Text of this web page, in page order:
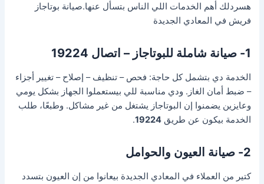
هسردلك أهم الخدمات اللي الناس بتسأل عنها.صيانة بوتاجاز
فريش في المعادي الجديدة
1- صيانة شاملة للبوتاجاز – اتصال 19224
الخدمة دي بتشمل كل حاجة: فحص – تنظيف – إصلاح – تغيير أجزاء
– ضبط أمان الغاز. ودي مناسبة للي بيستعملوا الجهاز بشكل يومي
وعايزين يضمنوا إن البوتاجاز يشتغل من غير مشاكل. وطبعًا، طلب
الخدمة بيكون عن طريق19224
.
2- صيانة العيون والحوامل
كتير من العملاء في المعادي الجديدة بيعانوا من إن العيون بتسدد